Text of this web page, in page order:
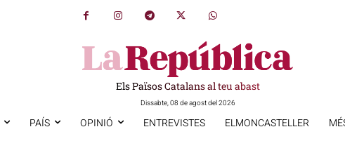
Els Països Catalans al teu abast
Dissabte, 08 de agost del 2026
PAÍS OPINIÓ ENTREVISTES ELMONCASTELLER